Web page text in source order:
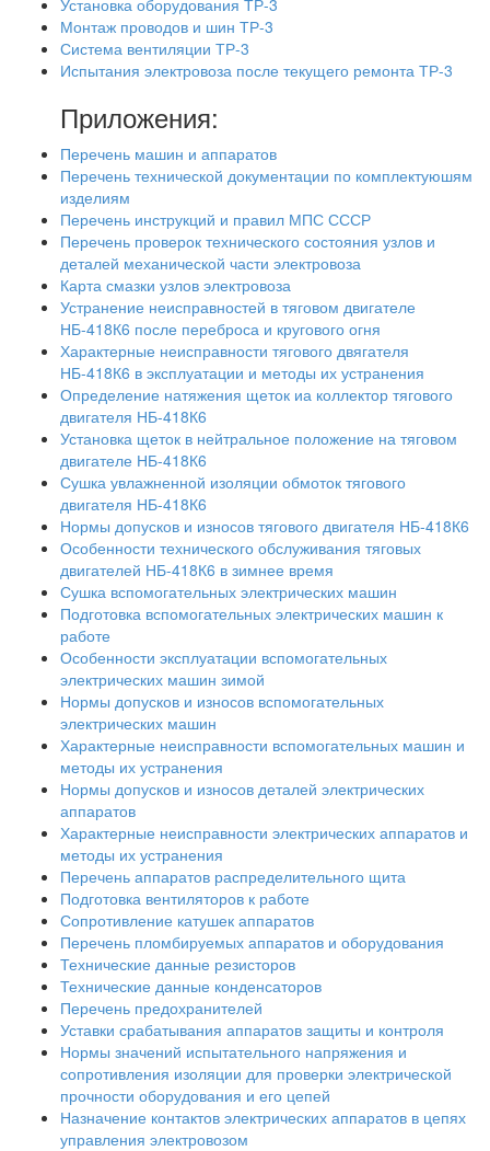
Установка оборудования ТР-3
Монтаж проводов и шин ТР-3
Система вентиляции ТР-3
Испытания электровоза после текущего ремонта ТР-3
Приложения:
Перечень машин и аппаратов
Перечень технической документации по комплектуюшям
изделиям
Перечень инструкций и правил МПС СССР
Перечень проверок технического состояния узлов и
деталей механической части электровоза
Карта смазки узлов электровоза
Устранение неисправностей в тяговом двигателе
НБ-418К6 после переброса и кругового огня
Характерные неисправности тягового двягателя
НБ-418К6 в эксплуатации и методы их устранения
Определение натяжения щеток иа коллектор тягового
двигателя НБ-418К6
Установка щеток в нейтральное положение на тяговом
двигателе НБ-418К6
Сушка увлажненной изоляции обмоток тягового
двигателя НБ-418К6
Нормы допусков и износов тягового двигателя НБ-418К6
Особенности технического обслуживания тяговых
двигателей НБ-418К6 в зимнее время
Сушка вспомогательных электрических машин
Подготовка вспомогательных электрических машин к
работе
Особенности эксплуатации вспомогательных
электрических машин зимой
Нормы допусков и износов вспомогательных
электрических машин
Характерные неисправности вспомогательных машин и
методы их устранения
Нормы допусков и износов деталей электрических
аппаратов
Характерные неисправности электрических аппаратов и
методы их устранения
Перечень аппаратов распределительного щита
Подготовка вентиляторов к работе
Сопротивление катушек аппаратов
Перечень пломбируемых аппаратов и оборудования
Технические данные резисторов
Технические данные конденсаторов
Перечень предохранителей
Уставки срабатывания аппаратов защиты и контроля
Нормы значений испытательного напряжения и
сопротивления изоляции для проверки электрической
прочности оборудования и его цепей
Назначение контактов электрических аппаратов в цепях
управления электровозом